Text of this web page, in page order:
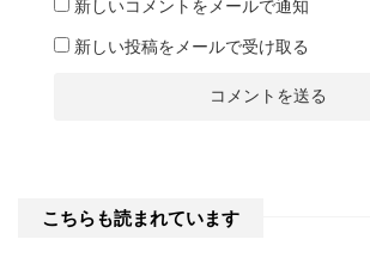
新しいコメントをメールで通知
新しい投稿をメールで受け取る
こちらも読まれています